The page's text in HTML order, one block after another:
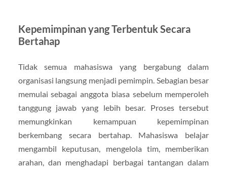
Kepemimpinan yang Terbentuk Secara
Bertahap
Tidak semua mahasiswa yang bergabung dalam
organisasi langsung menjadi pemimpin. Sebagian besar
memulai sebagai anggota biasa sebelum memperoleh
tanggung jawab yang lebih besar. Proses tersebut
memungkinkan kemampuan kepemimpinan
berkembang secara bertahap. Mahasiswa belajar
mengambil keputusan, mengelola tim, memberikan
arahan, dan menghadapi berbagai tantangan dalam